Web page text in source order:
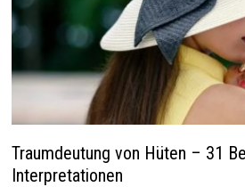
Traumdeutung von Hüten – 31
Interpretationen